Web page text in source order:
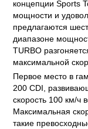
концепции Sports
мощности и
предлагаются
диапазоне
TURBO
максимальной
Первое место в
200 CDI,
скорость 100 км/ч
Максимальная
такие